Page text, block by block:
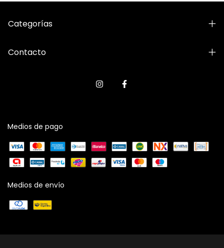
Categorías
Contacto
Medios de pago
Medios de envío